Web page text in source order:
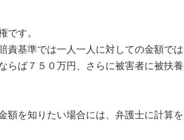
です。
責基準では一人一人に対しての金額では
らば７５０万円、さらに被害者に被扶養
額を知りたい場合には、弁護士に計算を